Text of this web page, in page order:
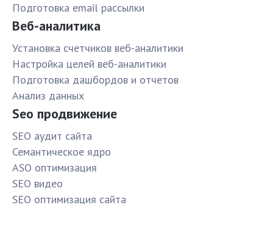
Подготовка email рассылки
Веб-аналитика
Установка счетчиков веб-аналитики
Настройка целей веб-аналитики
Подготовка дашбордов и отчетов
Анализ данных
Seo продвижение
SЕО аудит сайта
Семантическое ядро
ASO оптимизация
SЕО видео
SЕО оптимизация сайта